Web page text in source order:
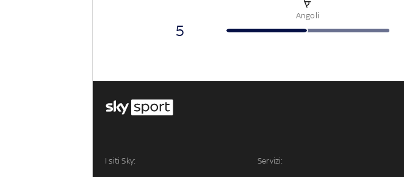
Angoli
5
I siti Sky: Servizi: